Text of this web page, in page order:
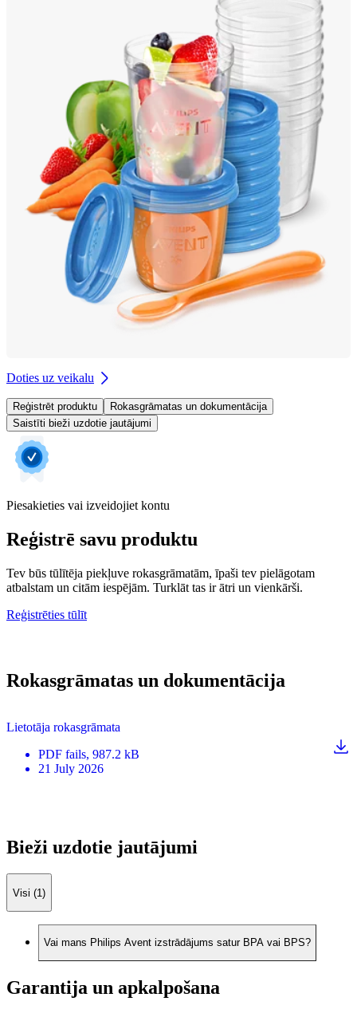
Doties uz veikalu
Reģistrēt produktu
Rokasgrāmatas un dokumentācija
Saistīti bieži uzdotie jautājumi
Piesakieties vai izveidojiet kontu
Reģistrē savu produktu
Tev būs tūlītēja piekļuve rokasgrāmatām, īpaši tev pielāgotam
atbalstam un citām iespējām. Turklāt tas ir ātri un vienkārši.
Reģistrēties tūlīt
Rokasgrāmatas un dokumentācija
Lietotāja rokasgrāmata
PDF fails, 987.2 kB
21 July 2026
Bieži uzdotie jautājumi
Visi (1)
Vai mans Philips Avent izstrādājums satur BPA vai BPS?
Garantija un apkalpošana